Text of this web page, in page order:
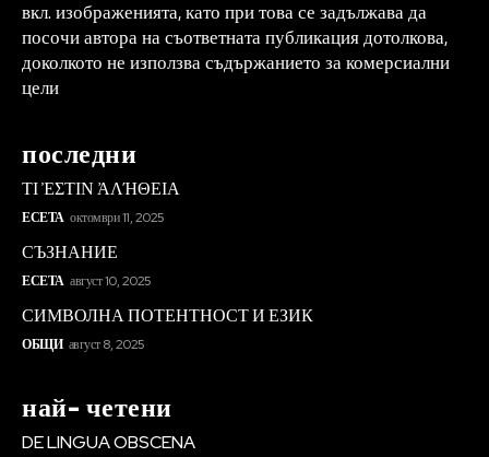
вкл. изображенията, като при това се задължава да
посочи автора на съответната публикация дотолкова,
доколкото не използва съдържанието за комерсиални
цели
последни
ΤΙ ἘΣΤΙΝ ἈΛΉΘΕΙΑ
ЕСЕТА октомври 11, 2025
СЪЗНАНИЕ
ЕСЕТА август 10, 2025
СИМВОЛНА ПОТЕНТНОСТ И ЕЗИК
ОБЩИ август 8, 2025
най- четени
DE LINGUA OBSCENA